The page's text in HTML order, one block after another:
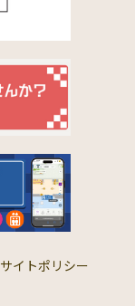
サイトポリシー